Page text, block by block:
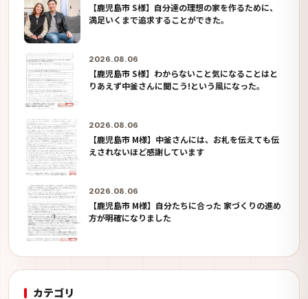
【鹿児島市 S様】自分達の理想の家を作るために、
満足いくまで追求することができた。
2026.08.06
【鹿児島市 S様】わからないこと気になることはと
りあえず中釜さんに聞こう!という風になった。
2026.08.06
【鹿児島市 M様】中釜さんには、お札を伝えても伝
えされないほど感謝しています
2026.08.06
【鹿児島市 M様】自分たちに合った 家づくりの進め
方が明確になりました
カテゴリ